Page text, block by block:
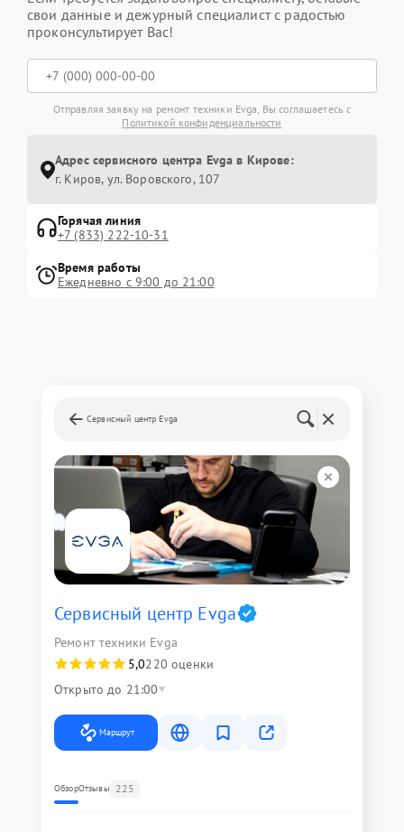
свои данные и дежурный специалист с радостью
проконсультирует Вас!
Отправляя заявку на ремонт техники Evga, Вы соглашаетесь с
Политикой конфиденциальности
Адрес сервисного центра Evga в Кирове:
г. Киров, ул. Воровского, 107
Горячая линия
+7 (833) 222-10-31
Время работы
Ежедневно с 9:00 до 21:00
Сервисный центр Evga
Сервисный центр Evga
Ремонт техники Evga
5,0220 оценки
Открыто до 21:00
Маршрут
ОбзорОтзывы 225